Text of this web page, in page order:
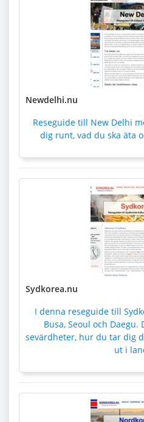
Newdelhi.nu
Reseguide till New Delhi
dig runt, vad du ska äta
Sydkorea.nu
I denna reseguide till
Busa, Seoul och Daegu.
sevärdheter, hur du tar dig
ut i